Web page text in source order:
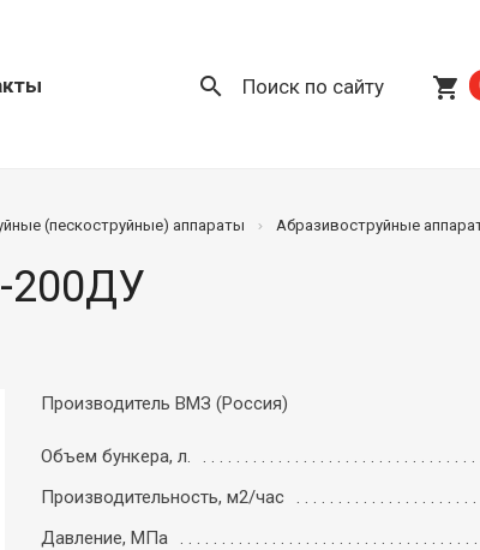
search Поиск по сайту shopping_cart
(пескоструйные) аппараты Абразивоструйные
200ДУ
Производитель ВМЗ (Россия)
Объем бункера, л.
Производительность, м2/час
Давление, МПа